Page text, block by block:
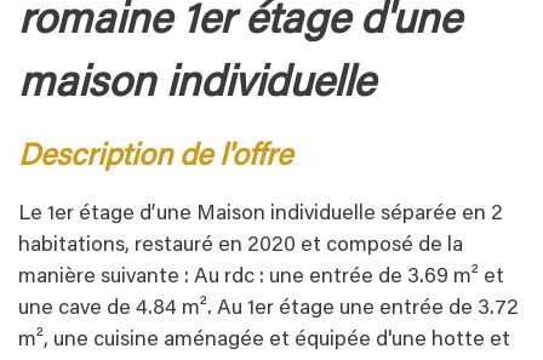
romaine 1er étage d'une
maison individuelle
description de l'offre
Le 1er étage d’une Maison individuelle séparée en 2
habitations, restauré en 2020 et composé de la
manière suivante : Au rdc : une entrée de 3.69 m² et
une cave de 4.84 m². Au 1er étage une entrée de 3.72
m², une cuisine aménagée et équipée d'une hotte et